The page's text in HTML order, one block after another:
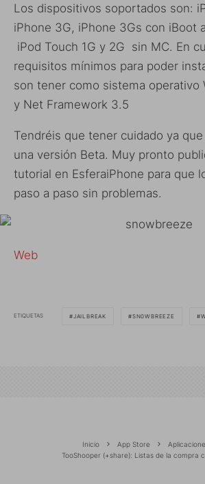
Los dispositivos soportados son:
iPhone 3G, iPhone 3Gs con iBoot
iPod Touch 1G y 2G sin MC. En
requisitos mínimos para poder
son tener como sistema operativo
y Net Framework 3.5
Tendréis que tener cuidado ya
una versión Beta. Muy pronto
tutorial en EsferaiPhone para que
paso a paso sin problemas.
Web
ETIQUETAS JAILBREAK SN0WBREEZE
Inicio App Store
TooShooper (+share): Listas de la compra